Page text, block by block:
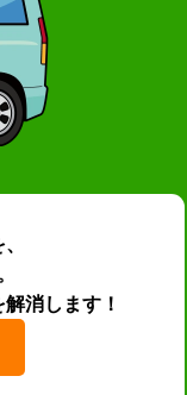
消します！